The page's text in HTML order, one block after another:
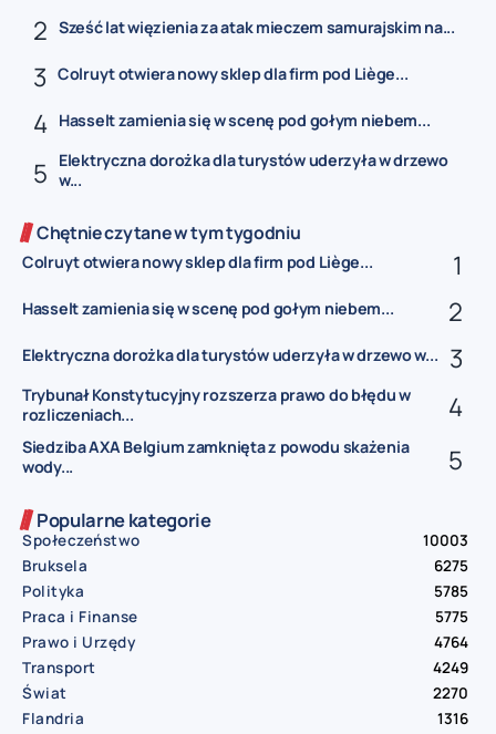
Sześć lat więzienia za atak mieczem samurajskim na...
Colruyt otwiera nowy sklep dla firm pod Liège...
Hasselt zamienia się w scenę pod gołym niebem...
Elektryczna dorożka dla turystów uderzyła w drzewo
w...
Chętnie czytane w tym tygodniu
Colruyt otwiera nowy sklep dla firm pod Liège...
Hasselt zamienia się w scenę pod gołym niebem...
Elektryczna dorożka dla turystów uderzyła w drzewo w...
Trybunał Konstytucyjny rozszerza prawo do błędu w
rozliczeniach...
Siedziba AXA Belgium zamknięta z powodu skażenia
wody...
Popularne kategorie
Społeczeństwo
10003
Bruksela
6275
Polityka
5785
Praca i Finanse
5775
Prawo i Urzędy
4764
Transport
4249
Świat
2270
Flandria
1316